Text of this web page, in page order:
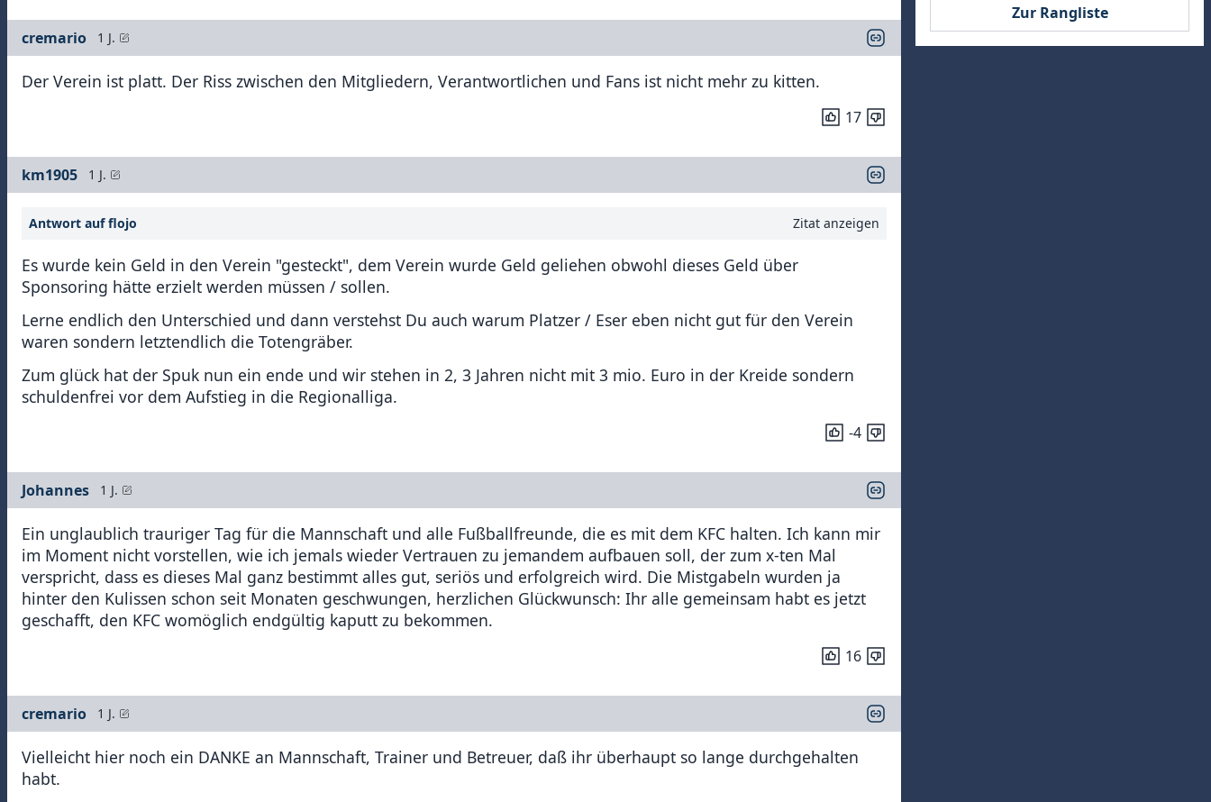
cremario 1 J.
Der Verein ist platt. Der Riss zwischen den Mitgliedern, Verantwortlichen und Fans ist nicht mehr zu kitten.
17
km1905 1 J.
Antwort auf flojo Zitat anzeigen
Es wurde kein Geld in den Verein "gesteckt", dem Verein wurde Geld geliehen obwohl dieses Geld über
Sponsoring hätte erzielt werden müssen / sollen.
Lerne endlich den Unterschied und dann verstehst Du auch warum Platzer / Eser eben nicht gut für den Verein
waren sondern letztendlich die Totengräber.
Zum glück hat der Spuk nun ein ende und wir stehen in 2, 3 Jahren nicht mit 3 mio. Euro in der Kreide sondern
schuldenfrei vor dem Aufstieg in die Regionalliga.
-4
Johannes 1 J.
Ein unglaublich trauriger Tag für die Mannschaft und alle Fußballfreunde, die es mit dem KFC halten. Ich kann mir
im Moment nicht vorstellen, wie ich jemals wieder Vertrauen zu jemandem aufbauen soll, der zum x-ten Mal
verspricht, dass es dieses Mal ganz bestimmt alles gut, seriös und erfolgreich wird. Die Mistgabeln wurden ja
hinter den Kulissen schon seit Monaten geschwungen, herzlichen Glückwunsch: Ihr alle gemeinsam habt es jetzt
geschafft, den KFC womöglich endgültig kaputt zu bekommen.
16
cremario 1 J.
Vielleicht hier noch ein DANKE an Mannschaft, Trainer und Betreuer, daß ihr überhaupt so lange durchgehalten
habt.
Zur Rangliste